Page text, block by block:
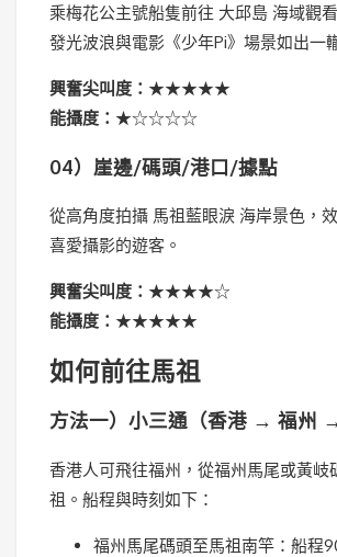
乘梅花公主號船隻前往 大邱島 海域觀
發光波浪與電影《少年Pi》場景如出一
興奮尖叫度： ★★★★★
能攝度： ★☆☆☆☆
04）崖邊/碼頭/港口/據點
從高角度拍攝 馬祖藍眼淚 海岸景色，
喜愛攝影的遊客。
興奮尖叫度： ★★★★☆
能攝度： ★★★★★
如何前往馬祖
方法一）小三通（香港 → 福州 →
香港人可飛往福州，從福州馬尾或黃岐
祖。船程與時刻如下：
福州馬尾碼頭至馬祖南竿：船程